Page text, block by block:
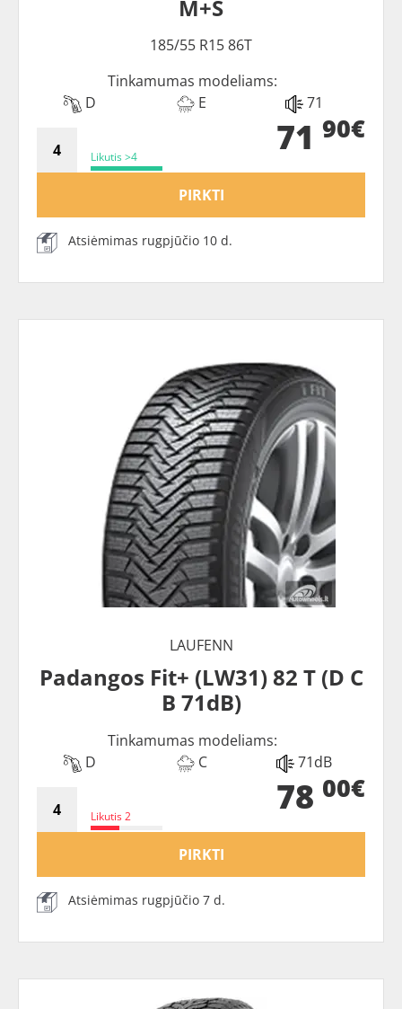
M+S
185/55 R15 86T
Tinkamumas modeliams:
D
E 71
Likutis >4 71 90€
PIRKTI
Atsiėmimas rugpjūčio 10 d.
LAUFENN
Padangos Fit+ (LW31) 82 T (D C
B 71dB)
Tinkamumas modeliams:
D
C 71dB
Likutis 2 78 00€
PIRKTI
Atsiėmimas rugpjūčio 7 d.